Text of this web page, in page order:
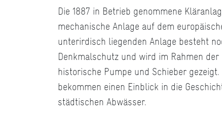
Die 1887 in Betrieb genommene
mechanische Anlage auf dem
unterirdisch liegenden Anlage besteht
Denkmalschutz und wird im Rahmen
historische Pumpe und Schieber
bekommen einen Einblick in die
städtischen Abwässer.